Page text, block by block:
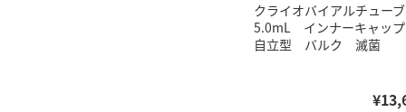
クライオバイアルチュ
5.0mL インナーキャ
自立型 バルク 滅菌